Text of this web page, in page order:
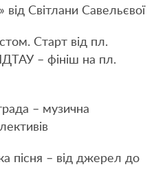
Світлани Савельєвої
Старт від пл.
– фініш на пл.
– музична
пісня – від джерел до